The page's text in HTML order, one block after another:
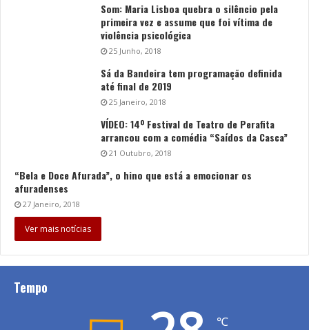
Som: Maria Lisboa quebra o silêncio pela
primeira vez e assume que foi vítima de
violência psicológica
25 Junho, 2018
Sá da Bandeira tem programação definida
até final de 2019
25 Janeiro, 2018
VÍDEO: 14º Festival de Teatro de Perafita
arrancou com a comédia “Saídos da Casca”
21 Outubro, 2018
“Bela e Doce Afurada”, o hino que está a emocionar os
afuradenses
27 Janeiro, 2018
Ver mais notícias
Tempo
℃